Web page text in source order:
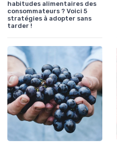
habitudes alimentaires des
consommateurs ? Voici 5
stratégies à adopter sans
tarder !